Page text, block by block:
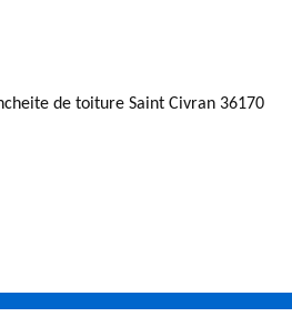
de toiture Saint Civran 36170